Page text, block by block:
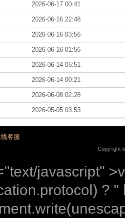
2026-06-17 00:41
2026-06-16 22:48
2026-06-16 03:56
2026-06-16 01:56
2026-06-14 05:51
2026-06-14 00:21
2026-06-08 02:28
2026-05-05 03:53
客服
Copyright
javascript"
? "